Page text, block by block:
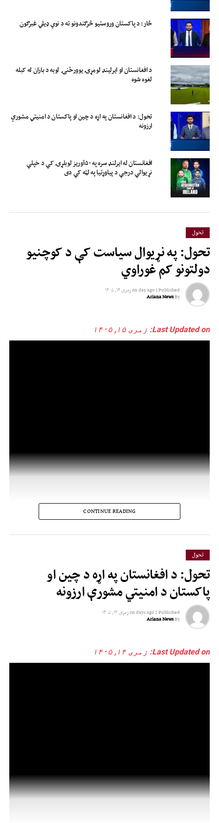
څار: د پاکستان وروستیو څرګندونو ته د نوي ډیلي غبرګون
د افغانستان او ایرلینډ لومړۍ یوورځنۍ لوبه د باران له کبله
لغوه شوه
تحول: د افغانستان په اړه د چین او پاکستان د امنیتي مشورې
ارزونه
افغانستان له ایرلنډ سره په ۵۰آوریز لوبلړۍ کې د خپلې
نړیوالې درجې د پیاوړتیا په لټه کې دی
تحول
تحول: په نړیوال سیاست کې د کوچنیو
دولتونو کم غوراوي
Published
1 day ago
onزمری ۱۴, ۱۴۰۵
By
Ariana News
Last Updated on: زمری ۱۵, ۱۴۰۵
CONTINUE READING
تحول
تحول: د افغانستان په اړه د چین او
پاکستان د امنیتي مشورې ارزونه
Published
2 days ago
onزمری ۱۳, ۱۴۰۵
By
Ariana News
Last Updated on: زمری ۱۴, ۱۴۰۵